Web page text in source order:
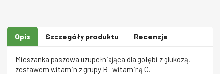
Opis Szczegóły produktu Recenzje
Mieszanka paszowa uzupełniająca dla gołębi z glukozą,
zestawem witamin z grupy B i witaminą C.